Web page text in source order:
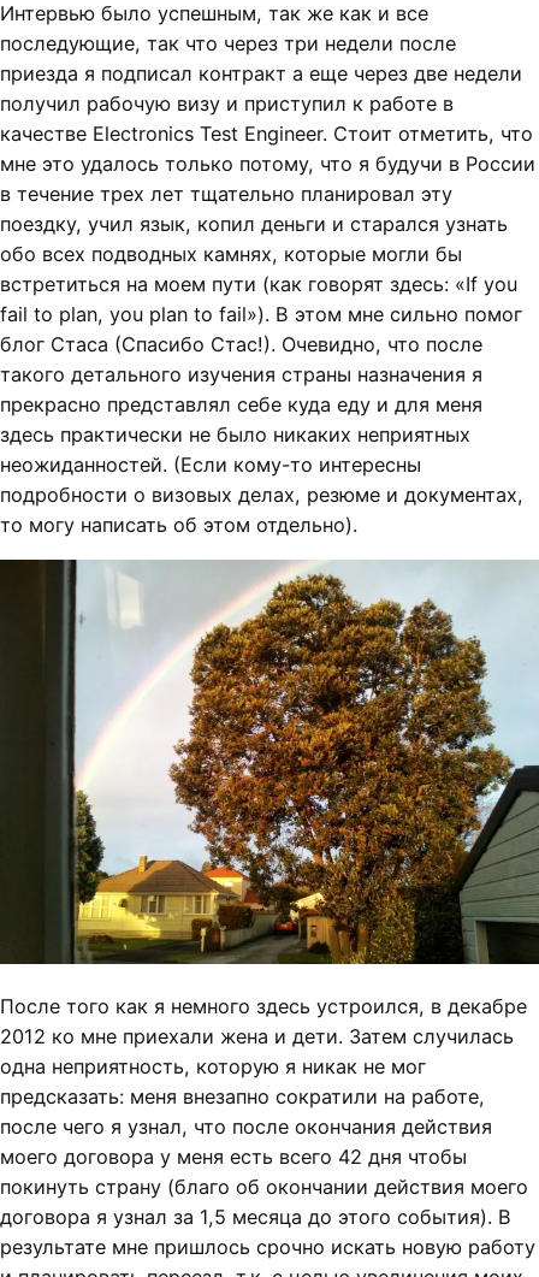
Интервью было успешным, так же как и все
последующие, так что через три недели после
приезда я подписал контракт а еще через две недели
получил рабочую визу и приступил к работе в
качестве Electronics Test Engineer. Стоит отметить, что
мне это удалось только потому, что я будучи в России
в течение трех лет тщательно планировал эту
поездку, учил язык, копил деньги и старался узнать
обо всех подводных камнях, которые могли бы
встретиться на моем пути (как говорят здесь: «If you
fail to plan, you plan to fail»). В этом мне сильно помог
блог Стаса (Спасибо Стас!). Очевидно, что после
такого детального изучения страны назначения я
прекрасно представлял себе куда еду и для меня
здесь практически не было никаких неприятных
неожиданностей. (Если кому-то интересны
подробности о визовых делах, резюме и документах,
то могу написать об этом отдельно).
После того как я немного здесь устроился, в декабре
2012 ко мне приехали жена и дети. Затем случилась
одна неприятность, которую я никак не мог
предсказать: меня внезапно сократили на работе,
после чего я узнал, что после окончания действия
моего договора у меня есть всего 42 дня чтобы
покинуть страну (благо об окончании действия моего
договора я узнал за 1,5 месяца до этого события). В
результате мне пришлось срочно искать новую работу